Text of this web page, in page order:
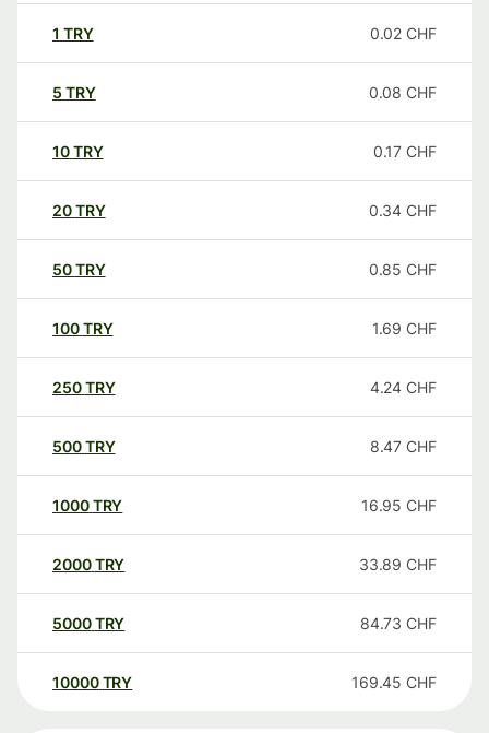
1 TRY 0.02 CHF
5 TRY 0.08 CHF
10TRY 0.17 CHF
20TRY 0.34 CHF
50TRY 0.85 CHF
100TRY 1.69 CHF
250TRY 4.24 CHF
500TRY 8.47 CHF
1000TRY 16.95 CHF
2000TRY 33.89 CHF
5000TRY 84.73 CHF
10000 TRY 169.45 CHF